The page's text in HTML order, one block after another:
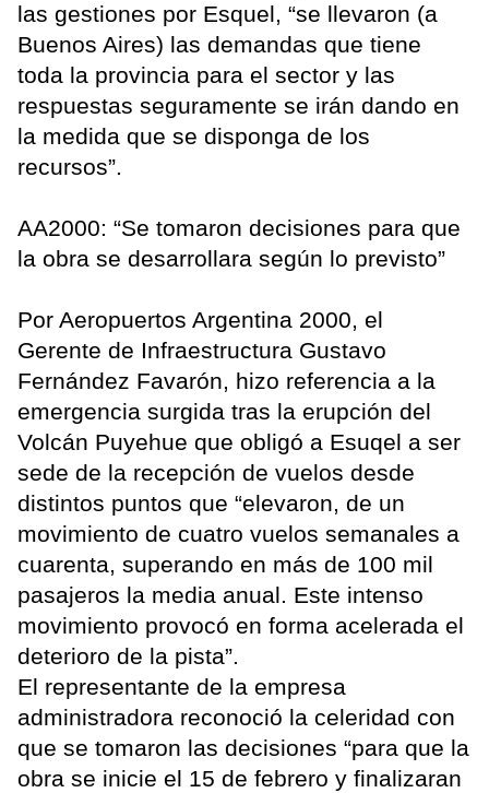
las gestiones por Esquel, “se llevaron (a
Buenos Aires) las demandas que tiene
toda la provincia para el sector y las
respuestas seguramente se irán dando en
la medida que se disponga de los
recursos”.
AA2000: “Se tomaron decisiones para que
la obra se desarrollara según lo previsto”
Por Aeropuertos Argentina 2000, el
Gerente de Infraestructura Gustavo
Fernández Favarón, hizo referencia a la
emergencia surgida tras la erupción del
Volcán Puyehue que obligó a Esuqel a ser
sede de la recepción de vuelos desde
distintos puntos que “elevaron, de un
movimiento de cuatro vuelos semanales a
cuarenta, superando en más de 100 mil
pasajeros la media anual. Este intenso
movimiento provocó en forma acelerada el
deterioro de la pista”.
El representante de la empresa
administradora reconoció la celeridad con
que se tomaron las decisiones “para que la
obra se inicie el 15 de febrero y finalizaran